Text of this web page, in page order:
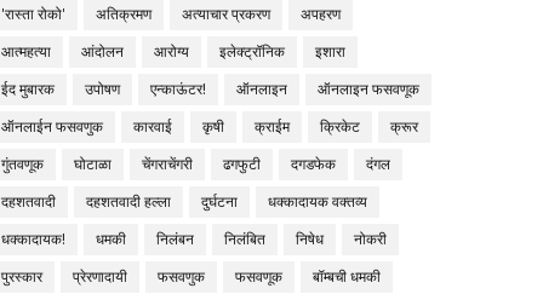
'रास्ता रोको' अतिक्रमण अत्याचार प्रकरण
अपहरण
आत्महत्या
आंदोलन आरोग्य इलेक्ट्रॉनिक
इशारा
ईद मुबारक
उपोषण एन्काऊंटर! ऑनलाइन
ऑनलाइन फसवणूक
ऑनलाईन फसवणुक
कारवाई कृषी क्राईम क्रिकेट
क्रूर
गुंतवणूक
घोटाळा चेंगराचेंगरी ढगफुटी दगडफेक
दंगल
दहशतवादी
दहशतवादी हल्ला दुर्घटना
धक्कादायक वक्तव्य
धक्कादायक!
धमकी निलंबन निलंबित निषेध
नोकरी
पुरस्कार
प्रेरणादायी फसवणुक फसवणूक
बॉम्बची धमकी